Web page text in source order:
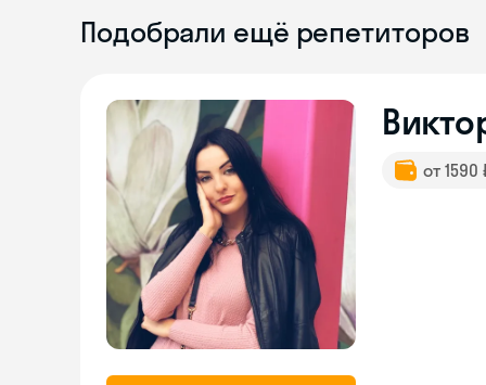
Подобрали ещё репетиторов
от